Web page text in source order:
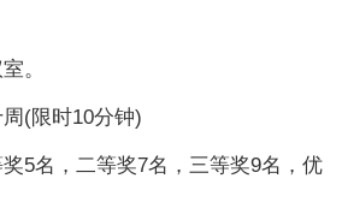
。
(限时10分钟)
5名，二等奖7名，三等奖9名，优